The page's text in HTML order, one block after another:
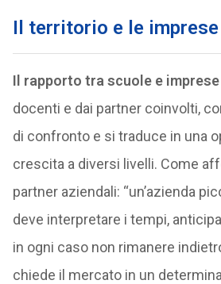
Il territorio e le imprese
Il rapporto tra scuole e imprese
docenti e dai partner coinvolti,
di confronto e si traduce in una
crescita a diversi livelli. Come
partner aziendali: “un’azienda
deve interpretare i tempi,
in ogni caso non rimanere
chiede il mercato in un